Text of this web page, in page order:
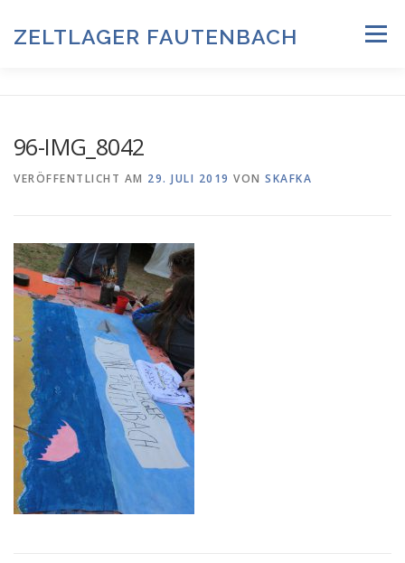
springen
ZELTLAGER FAUTENBACH Menü
HISTORIE & FOTOARCHIV
IMPRESSUM
96-IMG_8042
VERÖFFENTLICHT AM 29. JULI 2019 VON SKAFKA